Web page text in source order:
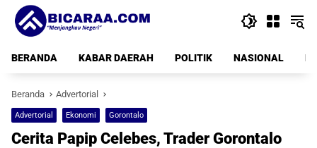
Langsung
konten
BERANDA
KABAR DAERAH POLITIK NASIONAL
Beranda Advertorial
Advertorial Ekonomi Gorontalo
Cerita Papip Celebes, Trader Gorontalo